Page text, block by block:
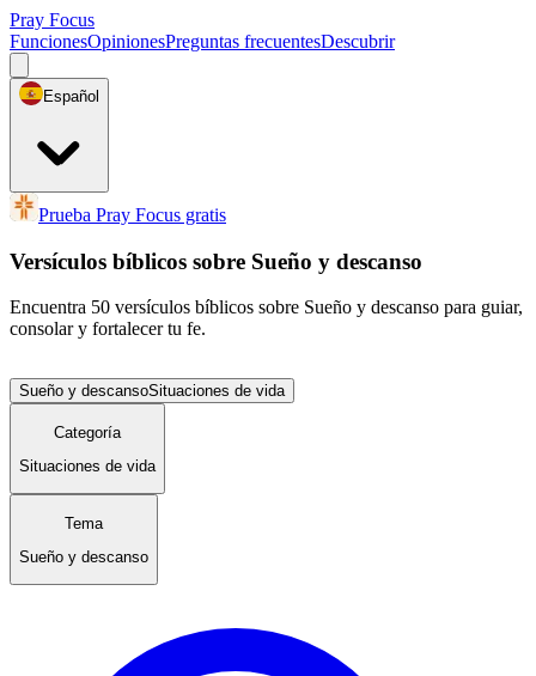
Pray Focus
FuncionesOpinionesPreguntas frecuentesDescubrir
Español
Prueba Pray Focus gratis
Versículos bíblicos sobre Sueño y descanso
Encuentra 50 versículos bíblicos sobre Sueño y descanso para guiar,
consolar y fortalecer tu fe.
Sueño y descansoSituaciones de vida
Categoría
Situaciones de vida
Tema
Sueño y descanso